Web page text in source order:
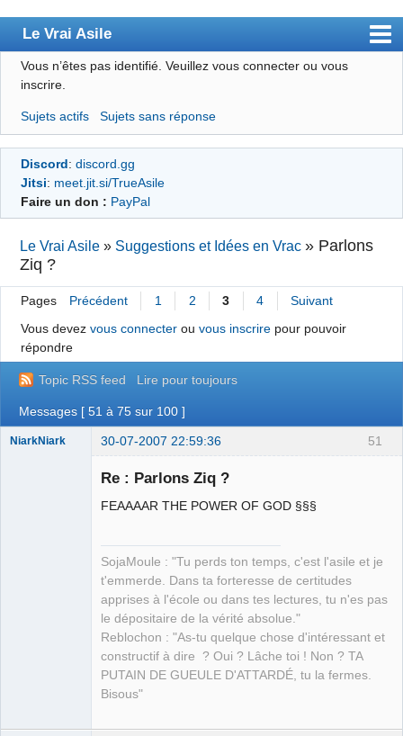
Le Vrai Asile
Accueil
Forum
Membres
Règles
S’inscrire
Connexion
Vous n’êtes pas identifié. Veuillez vous connecter ou vous
inscrire.
Sujets actifs Sujets sans réponse
Discord: discord.gg
Jitsi: meet.jit.si/TrueAsile
Faire un don : PayPal
Le Vrai Asile » Suggestions et Idées en Vrac » Parlons
Ziq ?
Pages Précédent 1 2 3 4
Suivant
Vous devez vous connecterou vous inscrirepour pouvoir
répondre
Topic RSS feed Lire pour toujours
Messages [ 51 à 75 sur 100 ]
51
NiarkNiark 30-07-2007 22:59:36
Re : Parlons Ziq ?
FEAAAAR THE POWER OF GOD §§§
SojaMoule : "Tu perds ton temps, c'est l'asile et je
t'emmerde. Dans ta forteresse de certitudes
apprises à l'école ou dans tes lectures, tu n'es pas
le dépositaire de la vérité absolue."
Reblochon : "As-tu quelque chose d'intéressant et
constructif à dire ? Oui ? Lâche toi ! Non ? TA
PUTAIN DE GUEULE D'ATTARDÉ, tu la fermes.
Bisous"